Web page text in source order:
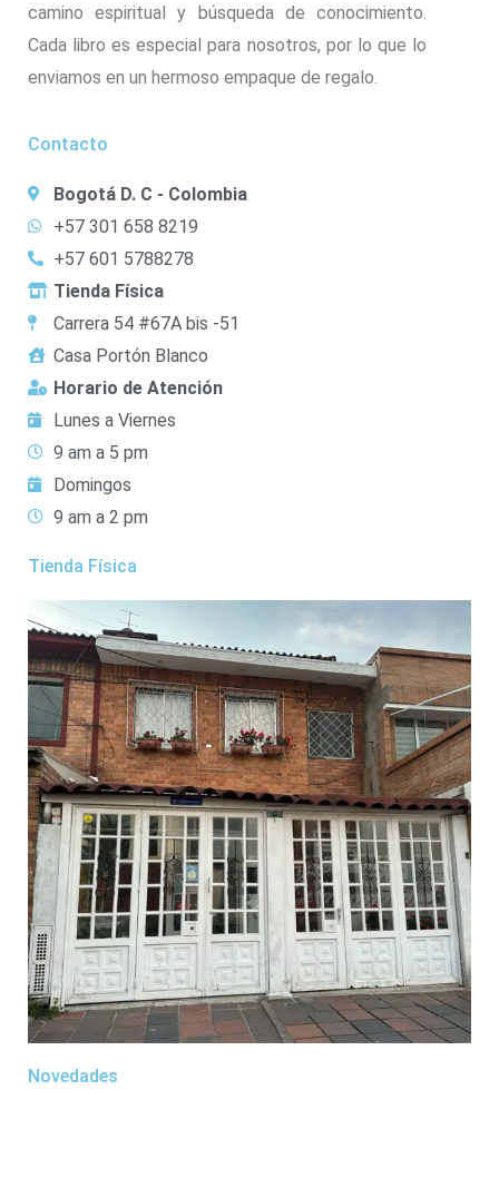
camino espiritual y búsqueda de conocimiento.
Cada libro es especial para nosotros, por lo que lo
enviamos en un hermoso empaque de regalo.
Contacto
Bogotá D. C - Colombia
+57 301 658 8219
+57 601 5788278
Tienda Física
Carrera 54 #67A bis -51
Casa Portón Blanco
Horario de Atención
Lunes a Viernes
9 am a 5 pm
Domingos
9 am a 2 pm
Tienda Física
Novedades